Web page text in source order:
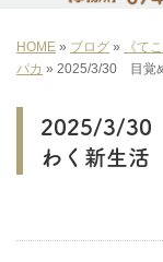
HOME » ブログ » 《て
パカ » 2025/3/30 目覚
2025/3/30
わく新生活